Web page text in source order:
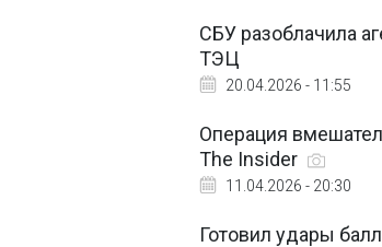
СБУ разоблачила
ТЭЦ
20.04.2026 - 11:55
Операция
The Insider
11.04.2026 - 20:30
Готовил удары